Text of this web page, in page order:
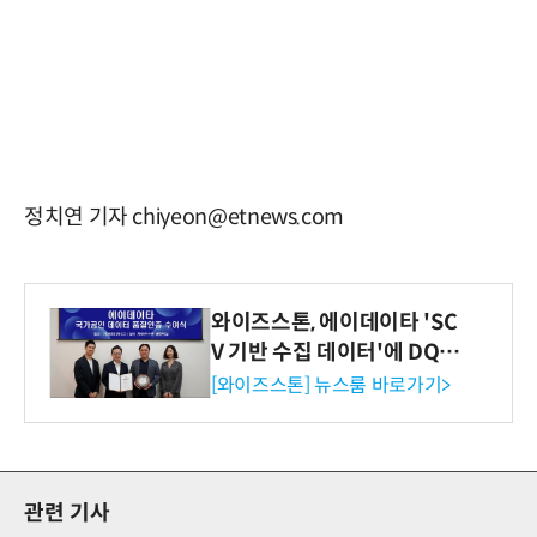
정치연 기자 chiyeon@etnews.com
와이즈스톤, 에이데이타 'SC
V 기반 수집 데이터'에 DQ인
증 최고 등급 수여
[와이즈스톤] 뉴스룸 바로가기>
관련 기사